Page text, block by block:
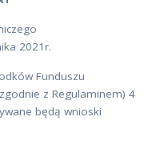
2021r.
Funduszu
z Regulaminem) 4
będą wnioski